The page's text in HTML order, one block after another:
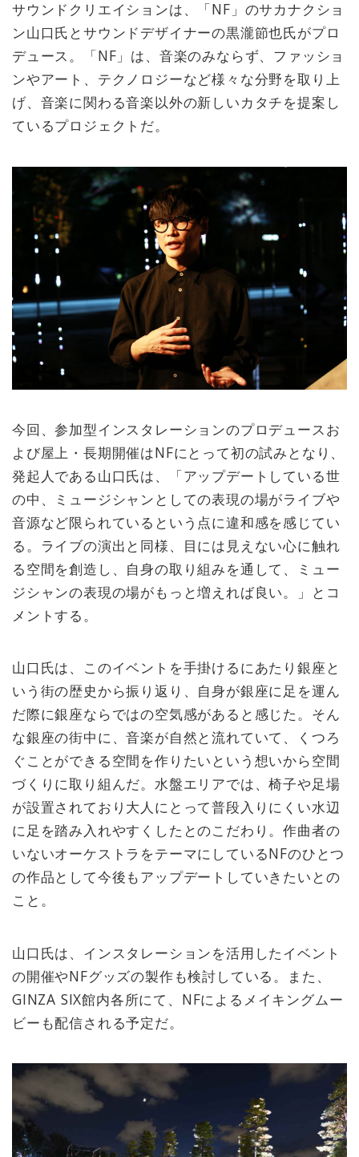
サウンドクリエイションは、「NF」のサカナクショ
ン山口氏とサウンドデザイナーの黒瀧節也氏がプロ
デュース。「NF」は、音楽のみならず、ファッショ
ンやアート、テクノロジーなど様々な分野を取り上
げ、音楽に関わる音楽以外の新しいカタチを提案し
ているプロジェクトだ。
今回、参加型インスタレーションのプロデュースお
よび屋上・長期開催はNFにとって初の試みとなり、
発起人である山口氏は、「アップデートしている世
の中、ミュージシャンとしての表現の場がライブや
音源など限られているという点に違和感を感じてい
る。ライブの演出と同様、目には見えない心に触れ
る空間を創造し、自身の取り組みを通して、ミュー
ジシャンの表現の場がもっと増えれば良い。」とコ
メントする。
山口氏は、このイベントを手掛けるにあたり銀座と
いう街の歴史から振り返り、自身が銀座に足を運ん
だ際に銀座ならではの空気感があると感じた。そん
な銀座の街中に、音楽が自然と流れていて、くつろ
ぐことができる空間を作りたいという想いから空間
づくりに取り組んだ。水盤エリアでは、椅子や足場
が設置されており大人にとって普段入りにくい水辺
に足を踏み入れやすくしたとのこだわり。作曲者の
いないオーケストラをテーマにしているNFのひとつ
の作品として今後もアップデートしていきたいとの
こと。
山口氏は、インスタレーションを活用したイベント
の開催やNFグッズの製作も検討している。また、
GINZA SIX館内各所にて、NFによるメイキングムー
ビーも配信される予定だ。